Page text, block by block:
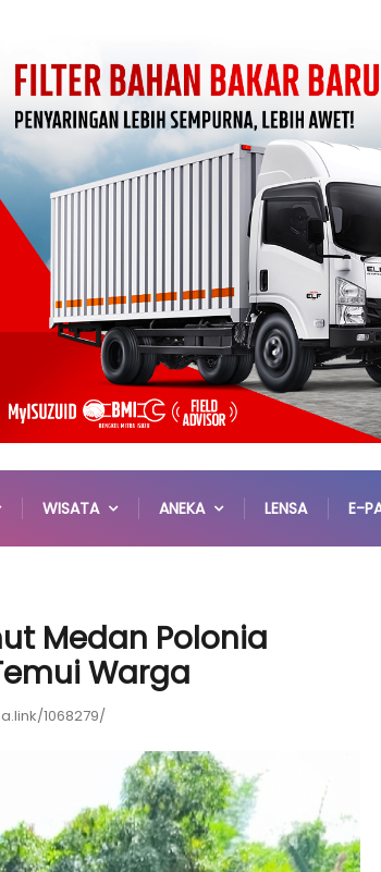
WISATA ANEKA LENSA E-
Medan Polonia
Warga
1068279/